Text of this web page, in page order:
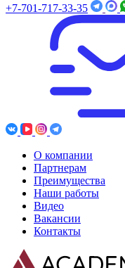
+7-701-717-33-35
О компании
Партнерам
Преимущества
Наши работы
Видео
Вакансии
Контакты